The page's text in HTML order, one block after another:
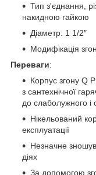
Тип з'єднання,
накидною гайкою
Діаметр: 1 1/2″
Модифікація
Переваги:
Корпус згону Q
з сантехнічної
до слаболужного
Нікельований
експлуатації
Незначне
діях
За допомогою